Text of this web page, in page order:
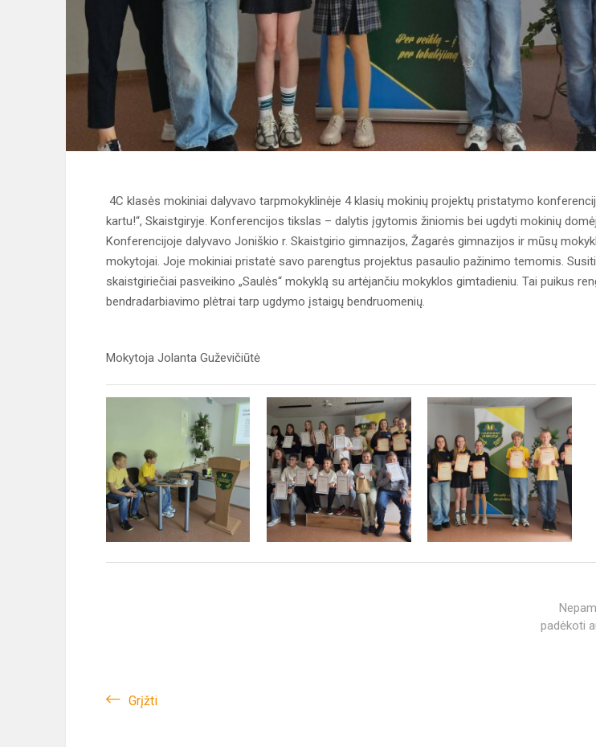
4C klasės mokiniai dalyvavo tarpmokyklinėje 4 klasių mokinių projektų pristatymo
kartu!“, Skaistgiryje. Konferencijos tikslas – dalytis įgytomis žiniomis bei ugdyti mokinių
Konferencijoje dalyvavo Joniškio r. Skaistgirio gimnazijos, Žagarės gimnazijos ir mūsų
mokytojai. Joje mokiniai pristatė savo parengtus projektus pasaulio pažinimo temomis.
skaistgiriečiai pasveikino „Saulės“ mokyklą su artėjančiu mokyklos gimtadieniu. Tai puikus
bendradarbiavimo plėtrai tarp ugdymo įstaigų bendruomenių.
Mokytoja Jolanta Guževičiūtė
padėkoti
Grįžti